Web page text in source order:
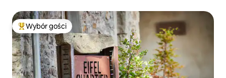
Najpopularniejsze z kategorii Wybór gości
Wybór gości